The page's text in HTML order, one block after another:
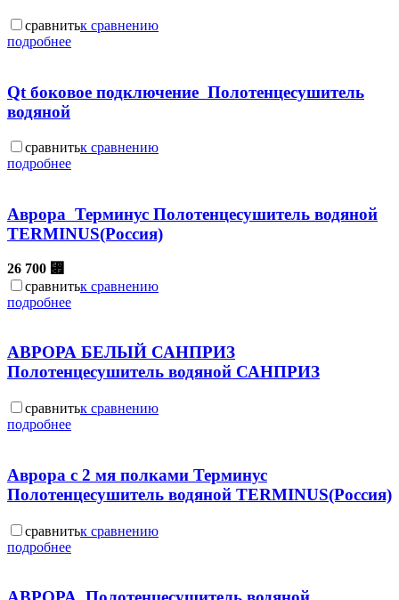
сравнитьк сравнению
подробнее
Qt боковое подключение Полотенцесушитель
водяной
сравнитьк сравнению
подробнее
Аврора Терминус Полотенцесушитель водяной
TERMINUS(Россия)
26 700 ⃏
сравнитьк сравнению
подробнее
АВРОРА БЕЛЫЙ САНПРИЗ
Полотенцесушитель водяной САНПРИЗ
сравнитьк сравнению
подробнее
Аврора с 2 мя полками Терминус
Полотенцесушитель водяной TERMINUS(Россия)
сравнитьк сравнению
подробнее